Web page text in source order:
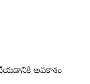
చేయడానికి అవకాశం